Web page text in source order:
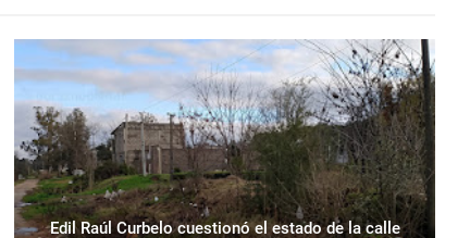
Edil Raúl Curbelo cuestionó el estado de la calle